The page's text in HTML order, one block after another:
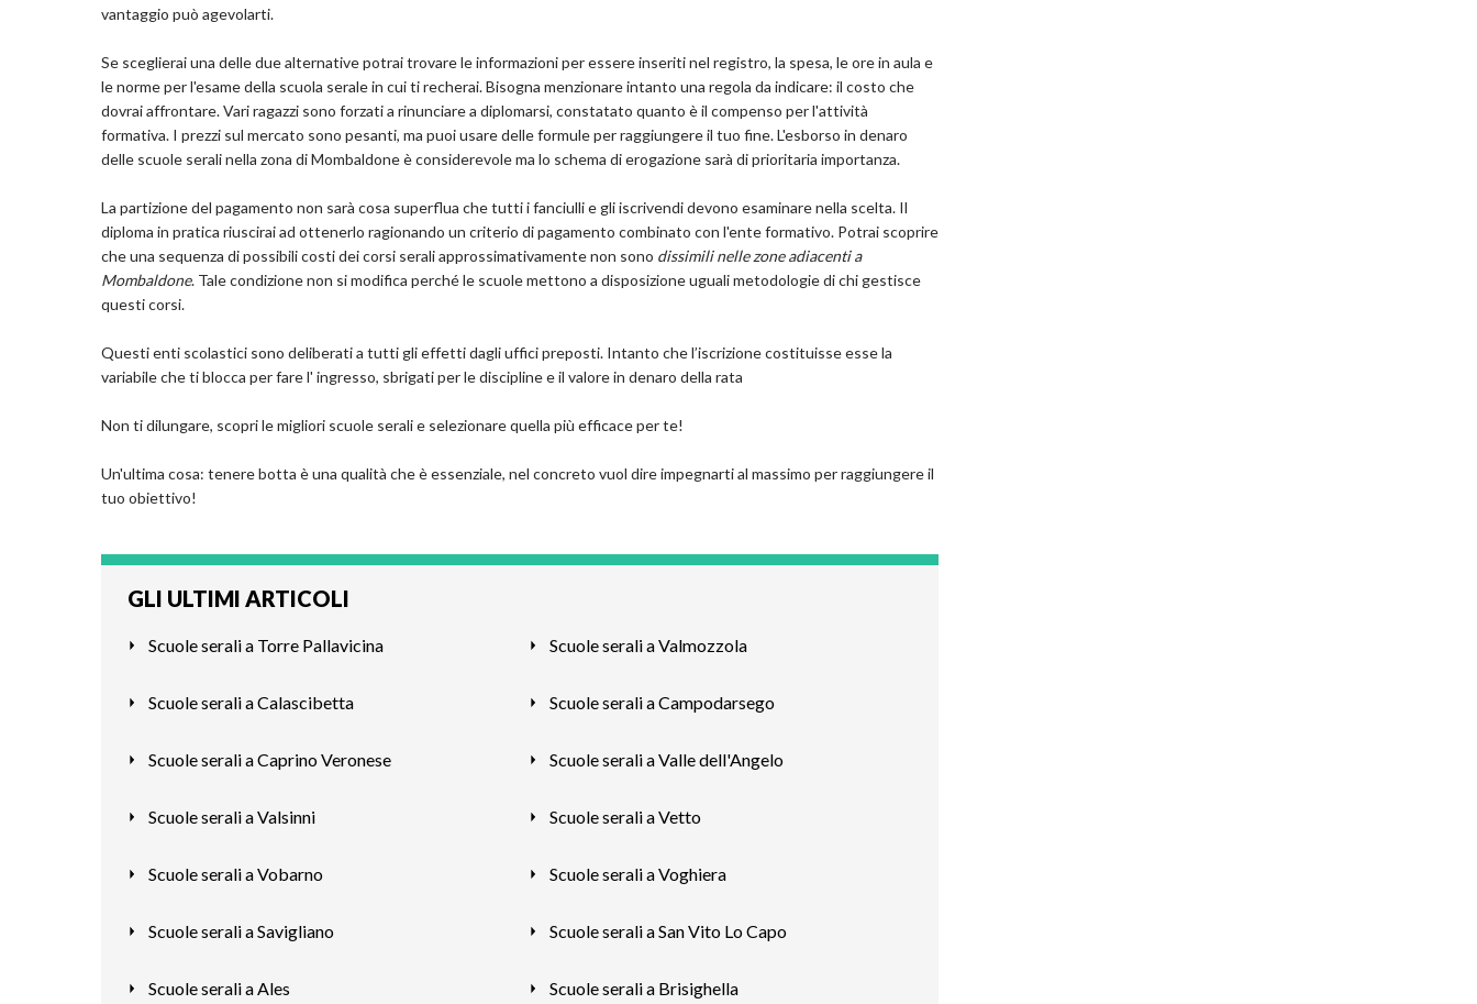
vantaggio può agevolarti.
Se sceglierai una delle due alternative potrai trovare le informazioni per essere inseriti nel registro, la spesa, le ore in aula e
le norme per l'esame della scuola serale in cui ti recherai. Bisogna menzionare intanto una regola da indicare: il costo che
dovrai affrontare. Vari ragazzi sono forzati a rinunciare a diplomarsi, constatato quanto è il compenso per l'attività
formativa. I prezzi sul mercato sono pesanti, ma puoi usare delle formule per raggiungere il tuo fine. L'esborso in denaro
delle scuole serali nella zona di Mombaldone è considerevole ma lo schema di erogazione sarà di prioritaria importanza.
La partizione del pagamento non sarà cosa superflua che tutti i fanciulli e gli iscrivendi devono esaminare nella scelta. Il
diploma in pratica riuscirai ad ottenerlo ragionando un criterio di pagamento combinato con l'ente formativo. Potrai scoprire
che una sequenza di possibili costi dei corsi serali approssimativamente non sono dissimili nelle zone adiacenti a
Mombaldone. Tale condizione non si modifica perché le scuole mettono a disposizione uguali metodologie di chi gestisce
questi corsi.
Questi enti scolastici sono deliberati a tutti gli effetti dagli uffici preposti. Intanto che l’iscrizione costituisse esse la
variabile che ti blocca per fare l' ingresso, sbrigati per le discipline e il valore in denaro della rata
Non ti dilungare, scopri le migliori scuole serali e selezionare quella più efficace per te!
Un'ultima cosa: tenere botta è una qualità che è essenziale, nel concreto vuol dire impegnarti al massimo per raggiungere il
tuo obiettivo!
GLI ULTIMI ARTICOLI
Scuole serali a Torre Pallavicina Scuole serali a Valmozzola
Scuole serali a Calascibetta Scuole serali a Campodarsego
Scuole serali a Caprino Veronese Scuole serali a Valle dell'Angelo
Scuole serali a Valsinni Scuole serali a Vetto
Scuole serali a Vobarno Scuole serali a Voghiera
Scuole serali a Savigliano Scuole serali a San Vito Lo Capo
Scuole serali a Ales Scuole serali a Brisighella